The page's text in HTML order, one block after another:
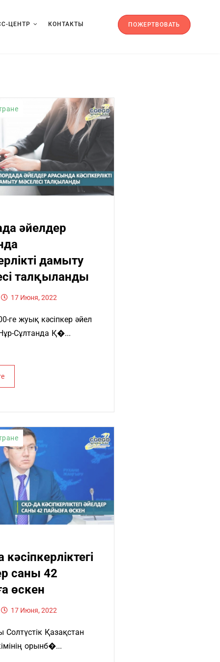
ЦЕНТР КОНТАКТЫ ПОЖЕРТВОВАТЬ
әйелдер
дамыту
талқыланды
17 Июня, 2022
ге жуық кәсіпкер әйел
Сұлтанда Қ�...
саны 42
өскен
17 Июня, 2022
Солтүстік Қазақстан
орынб�...